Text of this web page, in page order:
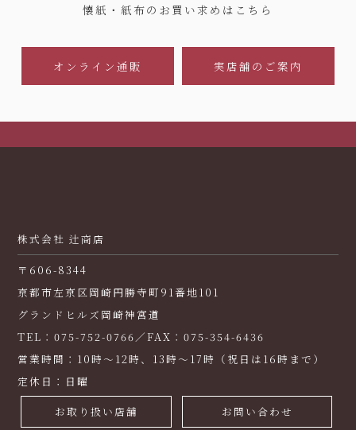
懐紙・紙布のお買い求めはこちら
オンライン通販 実店舗のご案内
株式会社 辻商店
〒606-8344
京都市左京区岡崎円勝寺町91番地101
グランドヒルズ岡崎神宮道
TEL：075-752-0766／FAX：075-354-6436
営業時間：10時～12時、13時～17時（祝日は16時まで）
定休日：日曜
お取り扱い店舗 お問い合わせ